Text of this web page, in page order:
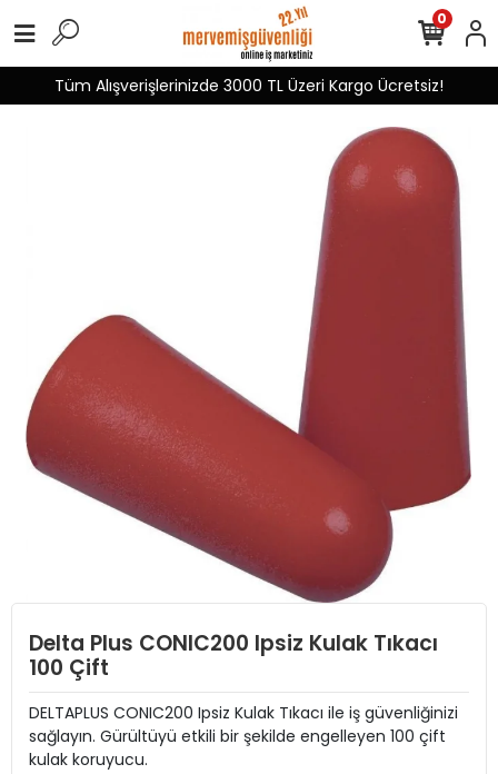
Tüm Alışverişlerinizde 3000 TL Üzeri Kargo Ücretsiz!
0
Delta Plus CONIC200 Ipsiz Kulak Tıkacı
100 Çift
DELTAPLUS CONIC200 Ipsiz Kulak Tıkacı ile iş güvenliğinizi
sağlayın. Gürültüyü etkili bir şekilde engelleyen 100 çift
kulak koruyucu.